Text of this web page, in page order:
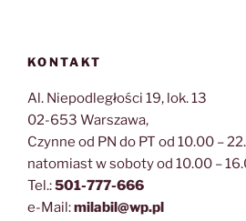
KONTAKT
Al. Niepodległości 19, lok. 13
02-653 Warszawa,
Czynne od PN do PT od 10.00 –
natomiast w soboty od 10.00 –
Tel.:501-777-666
e-Mail:milabil@wp.pl